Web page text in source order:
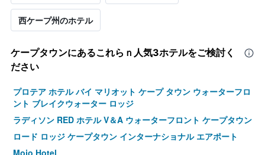
西ケープ州のホテル
ケープタウン​にあるこれらｎ人気3ホテルをご検討く
ださい
プロテア ホテル バイ マリオット ケープ タウン ウォーターフロ
ント ブレイクウォーター ロッジ
ラディソン RED ホテル V＆A ウォーターフロント ケープタウン
ロード ロッジ ケープタウン インターナショナル エアポート